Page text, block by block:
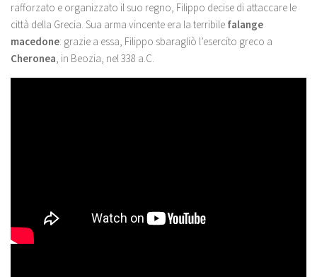
rafforzato e organizzato il suo regno, Filippo decise di attaccare le
città della Grecia. Sua arma vincente era la terribile falange
macedone: grazie a essa, Filippo sbaragliò l’esercito greco a
Cheronea, in Beozia, nel 338 a.C.